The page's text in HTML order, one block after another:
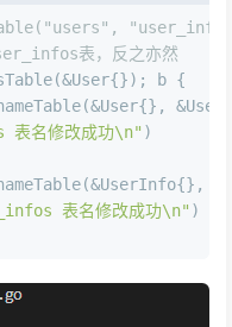
表，反之亦然
b {
表名修改成功\n" )
表名修改成功\n" )